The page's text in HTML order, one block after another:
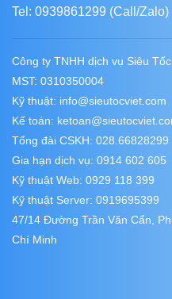
Tel: 0939861299 (Call/Zalo)
Công ty TNHH dịch vụ Siêu
MST: 0310350004
Kỹ thuật: info@sieutocviet.com
Kế toán:
Tổng đài CSKH: 028.66828299
Gia hạn dịch vụ: 0914 602 605
Kỹ thuật Web: 0929 118 399
Kỹ thuật Server: 0919695399
47/14 Đường Trần Văn Cẩn,
Chí Minh